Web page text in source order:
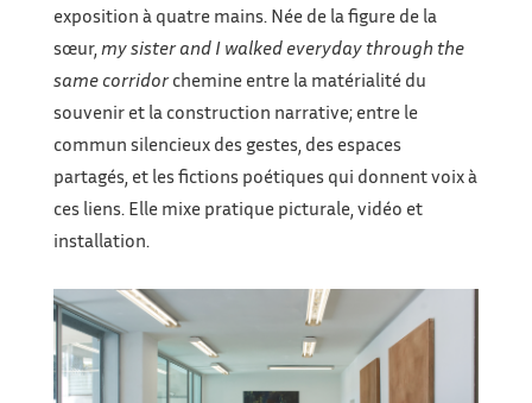
exposition à quatre mains. Née de la figure de la
sœur,my sister and I walked everyday through the
same corridorchemine entre la matérialité du
souvenir et la construction narrative; entre le
commun silencieux des gestes, des espaces
partagés, et les fictions poétiques qui donnent voix à
ces liens. Elle mixe pratique picturale, vidéo et
installation.